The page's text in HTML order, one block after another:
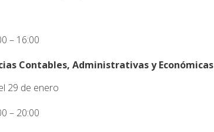
– 16:00
Contables, Administrativas y Económicas
29 de enero
– 20:00